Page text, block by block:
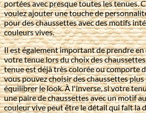
portées avec presque toutes les tenues.
voulez ajouter une touche de
pour des chaussettes avec des motifs
couleurs vives.
Il est également important de prendre en
votre tenue lors du choix des
tenue est déjà très colorée ou comporte
vous pouvez choisir des chaussettes
équilibrer le look. À l'inverse, si votre
une paire de chaussettes avec un motif
couleur vive peut être le détail qui fait la